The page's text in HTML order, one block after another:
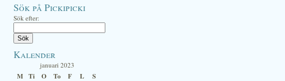
Sök på Pickipicki
Sök efter:
Kalender
januari 2023
M Ti O To F L S